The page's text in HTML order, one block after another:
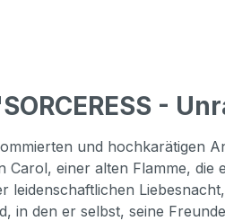
-
und hochkarätigen
einer alten Flamme,
leidenschaftlichen
in den er selbst, seine